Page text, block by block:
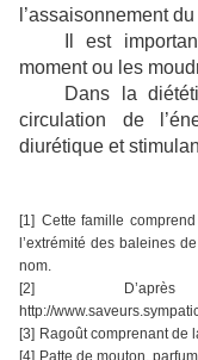
l’assaisonnement
Il est
moment ou les
Dans la
circulation de
diurétique et
[1] Cette famille
l’extrémité des baleines
nom.
[2]
http://
[3] Ragoût comprenant de
[4] Patte de mouton,